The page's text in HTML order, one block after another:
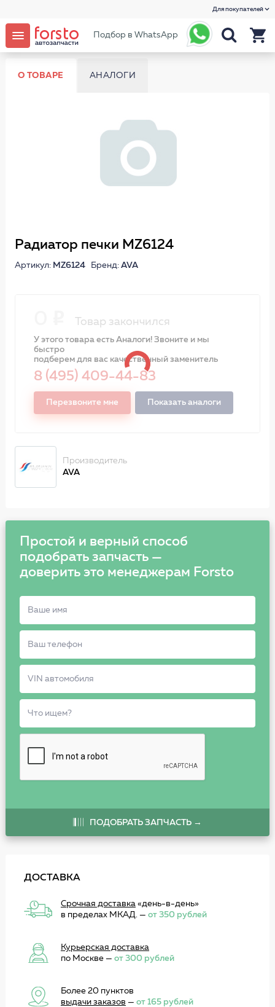
Для покупателей
Подбор в WhatsApp
О ТОВАРЕ АНАЛОГИ
Радиатор печки MZ6124
Артикул: MZ6124Бренд: AVA
Товар закончился
У этого товара есть Аналоги! Звоните и мы
быстро
подберем для вас качественный заменитель
8 (495) 409-44-83
Перезвоните мне Показать аналоги
Производитель
AVA
Простой и верный способ
подобрать запчасть —
доверить это менеджерам Forsto
ПОДОБРАТЬ ЗАПЧАСТЬ →
ДОСТАВКА
Срочная доставка«день-в-день»
в пределах МКАД. — от 350 рублей
Курьерская доставка
по Москве — от 300 рублей
Более 20 пунктов
выдачи заказов — от 165 рублей